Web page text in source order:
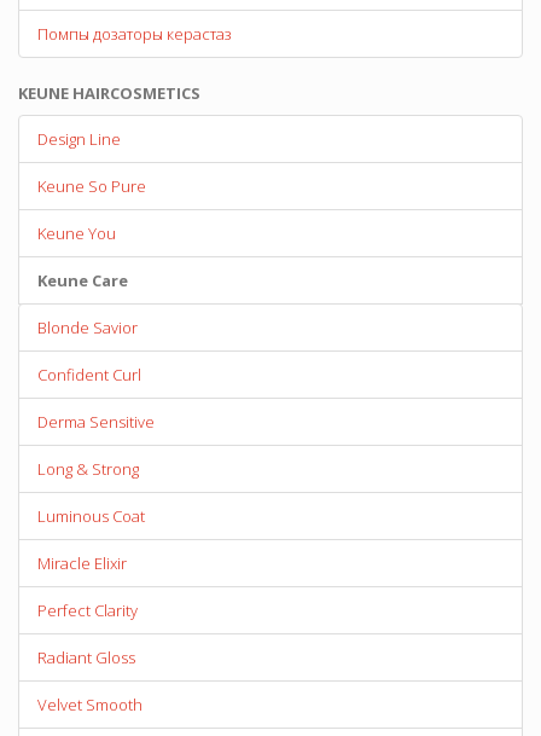
Помпы дозаторы керастаз
KEUNE HAIRCOSMETICS
Design Line
Keune So Pure
Keune You
Keune Care
Blonde Savior
Confident Curl
Derma Sensitive
Long & Strong
Luminous Coat
Miracle Elixir
Perfect Clarity
Radiant Gloss
Velvet Smooth